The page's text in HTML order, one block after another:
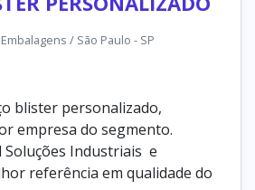
/ São Paulo - SP
blister personalizado,
empresa do segmento.
Industriais e
referência em qualidade do